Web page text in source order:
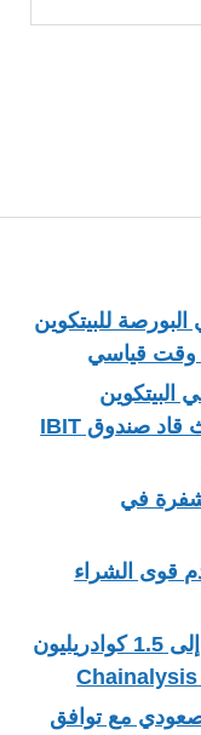
للبيتكوين
وقت قياسي
البيتكوين
تدفقات بقيمة 358 مليون دولار، حيث قاد صندوق IBIT
في
قوى الشراء
قد تصل تدفقات العملات المستقرة إلى 1.5 كوادريليون
صعودي مع توافق